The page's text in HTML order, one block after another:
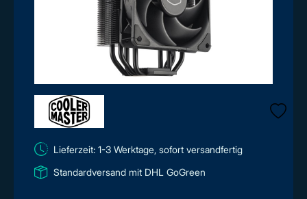
Lieferzeit: 1-3 Werktage, sofort versandfertig
Standardversand mit DHL GoGreen